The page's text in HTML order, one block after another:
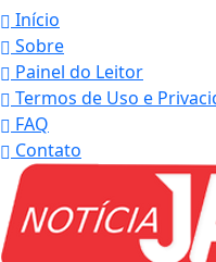
Início
Sobre
Painel do Leitor
Termos de Uso e
FAQ
Contato